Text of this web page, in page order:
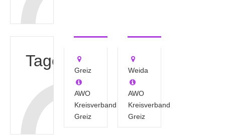
Tagesgruppen
Greiz
AWO
Kreisverband
Greiz
Weida
AWO
Kreisverband
Greiz
"Sozialpädagogische